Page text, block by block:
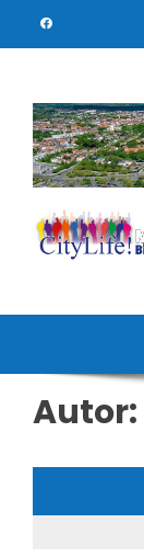
Autor: